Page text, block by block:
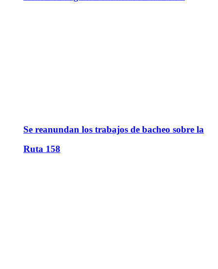
Se reanundan los trabajos de bacheo sobre la
Ruta 158